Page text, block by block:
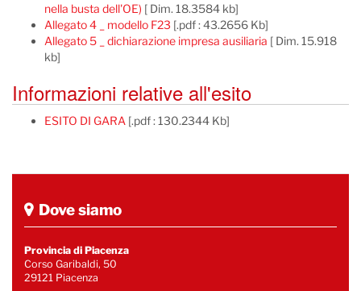
nella busta dell'OE) [ Dim. 18.3584 kb]
Allegato 4 _ modello F23 [.pdf : 43.2656 Kb]
Allegato 5 _ dichiarazione impresa ausiliaria [ Dim. 15.918
kb]
Informazioni relative all'esito
ESITO DI GARA [.pdf : 130.2344 Kb]
Dove siamo
Provincia di Piacenza
Corso Garibaldi, 50
29121 Piacenza